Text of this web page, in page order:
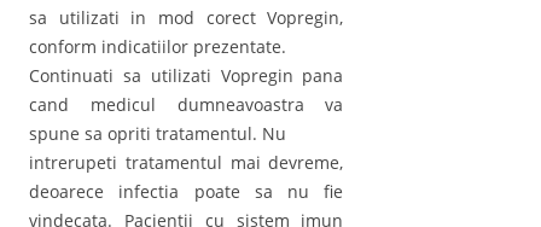
sa utilizati in mod corect Vopregin,
conform indicatiilor prezentate.
Continuati sa utilizati Vopregin pana
cand medicul dumneavoastra va
spune sa opriti tratamentul. Nu
intrerupeti tratamentul mai devreme,
deoarece infectia poate sa nu fie
vindecata. Pacientii cu sistem imun